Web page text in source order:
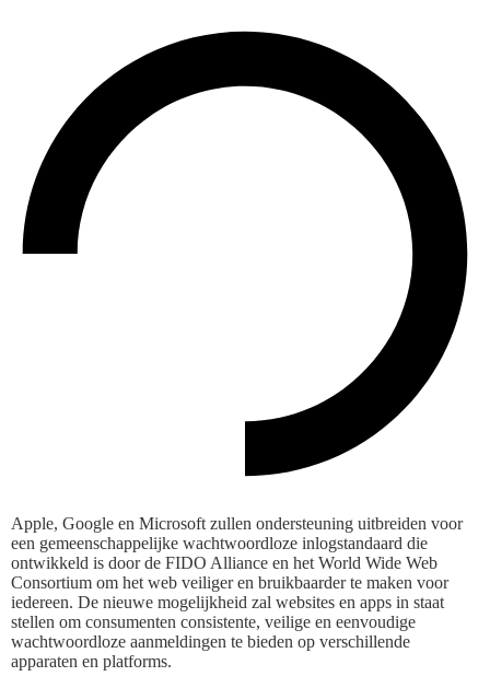
Apple, Google en Microsoft zullen ondersteuning uitbreiden voor
een gemeenschappelijke wachtwoordloze inlogstandaard die
ontwikkeld is door de FIDO Alliance en het World Wide Web
Consortium om het web veiliger en bruikbaarder te maken voor
iedereen. De nieuwe mogelijkheid zal websites en apps in staat
stellen om consumenten consistente, veilige en eenvoudige
wachtwoordloze aanmeldingen te bieden op verschillende
apparaten en platforms.